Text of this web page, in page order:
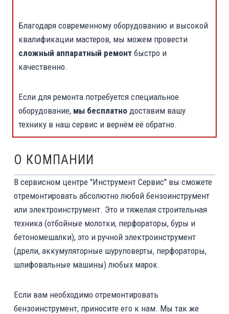
Благодаря современному оборудованию и высокой
квалификации мастеров, мы можем провести
сложный аппаратный ремонт быстро и
качественно.
Если для ремонта потребуется специальное
оборудование, мы бесплатно доставим вашу
технику в наш сервис и вернём её обратно.
О КОМПАНИИ
В сервисном центре "Инструмент Сервис" вы сможете
отремонтировать абсолютно любой бензоинструмент
или электроинструмент. Это и тяжелая строительная
техника (отбойные молотки, перфораторы, буры и
бетономешалки), это и ручной электроинструмент
(дрели, аккумуляторные шуруповерты, перфораторы,
шлифовальные машины) любых марок.
Если вам необходимо отремонтировать
бензоинструмент, приносите его к нам. Мы так же